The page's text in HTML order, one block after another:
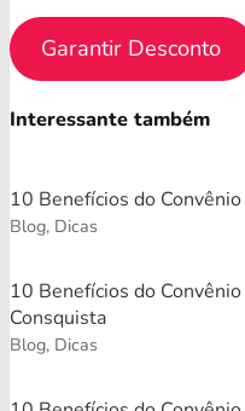
Garantir Desconto
Interessante também
10 Benefícios do
Blog, Dicas
10 Benefícios do
Consquista
Blog, Dicas